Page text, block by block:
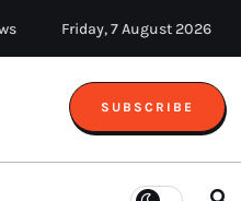
Friday, 7 August 2026
SUBSCRIBE